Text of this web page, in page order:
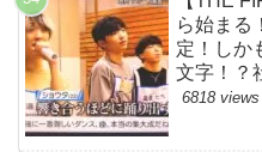
ら始まる
定！しか
文字！？
すげー
6818 views